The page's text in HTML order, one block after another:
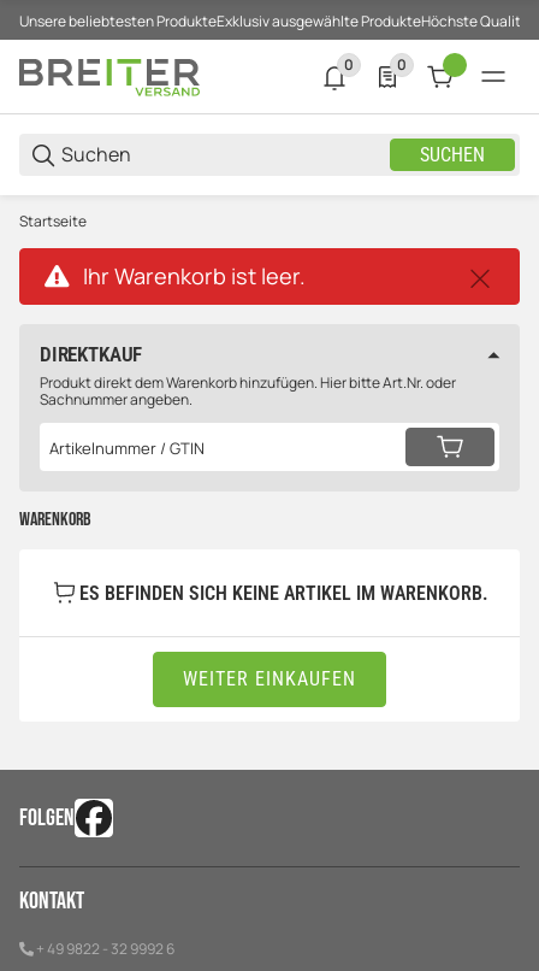
Unsere beliebtesten ProdukteExklusiv ausgewählte ProdukteHöchste Qualität
SUCHEN
0
0 neue Notifizierungen
0
0 Produkte in der
Startseite
x Ihr Warenkorb ist leer.
DIREKTKAUF
Produkt direkt dem Warenkorb hinzufügen. Hier bitte Art.Nr. oder
Sachnummer angeben.
Warenkorb
ES BEFINDEN SICH KEINE ARTIKEL IM WARENKORB.
WEITER EINKAUFEN
FOLGEN
Kontakt
+ 49 9822 - 32 9992 6